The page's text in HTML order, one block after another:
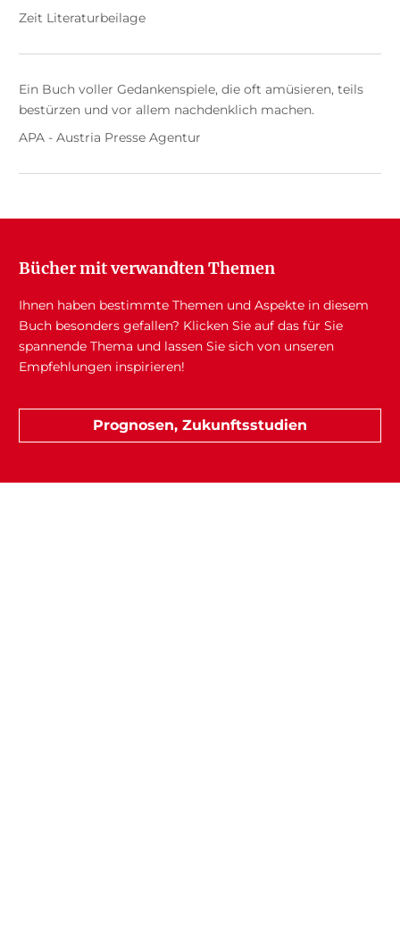
Zeit Literaturbeilage
Ein Buch voller Gedankenspiele, die oft amüsieren, teils
bestürzen und vor allem nachdenklich machen.
APA - Austria Presse Agentur
Bücher mit verwandten Themen
Ihnen haben bestimmte Themen und Aspekte in diesem
Buch besonders gefallen? Klicken Sie auf das für Sie
spannende Thema und lassen Sie sich von unseren
Empfehlungen inspirieren!
Prognosen, Zukunftsstudien